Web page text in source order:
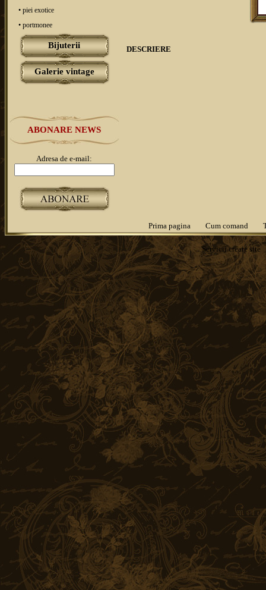
• piei exotice
• portmonee
Bijuterii
Galerie vintage
ABONARE NEWS
Adresa de e-mail:
DESCRIERE
Prima pagina Cum comand
Serviciicreare site